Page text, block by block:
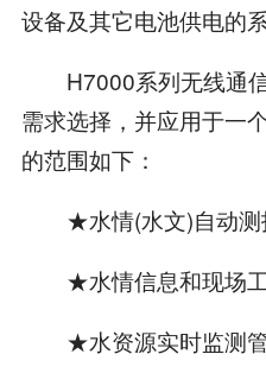
设备及其它电池供电的系
H7000系列无线通信
需求选择，并应用于一
的范围如下：
★水情(水文)自动测
★水情信息和现场工
★水资源实时监测